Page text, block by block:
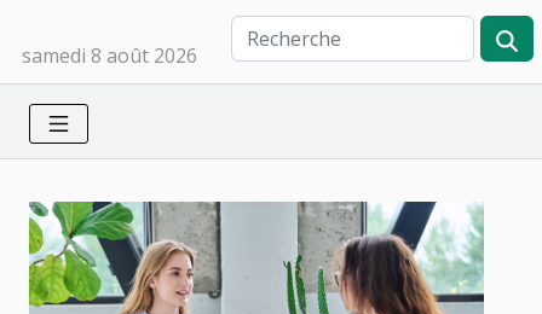
samedi 8 août 2026